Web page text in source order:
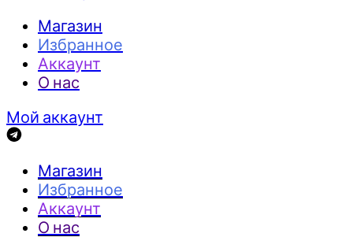
Магазин
Избранное
Аккаунт
О нас
Мой аккаунт
Магазин
Избранное
Аккаунт
О нас